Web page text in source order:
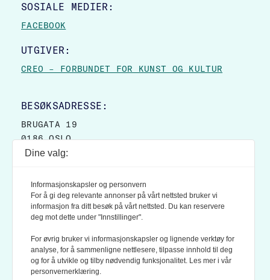
SOSIALE MEDIER:
FACEBOOK
UTGIVER:
CREO – FORBUNDET FOR KUNST OG KULTUR
BESØKSADRESSE:
BRUGATA 19
0186 OSLO
POSTBOKS 9007 GRØNLAND
0133 OSLO
LES OGSÅ:
KONTEKSTS PERSONVERN-POLICY
Dine valg:
Informasjonskapsler og personvern
For å gi deg relevante annonser på vårt nettsted bruker vi
informasjon fra ditt besøk på vårt nettsted. Du kan reservere
deg mot dette under "Innstillinger".
For øvrig bruker vi informasjonskapsler og lignende verktøy for
analyse, for å sammenligne nettlesere, tilpasse innhold til deg
og for å utvikle og tilby nødvendig funksjonalitet. Les mer i vår
personvernerklæring.